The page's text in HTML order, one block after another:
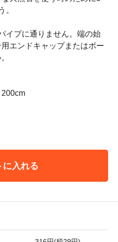
。
イプに通りません。端の始
エンドキャップまたはボー
に入れる